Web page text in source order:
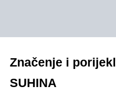
Značenje i
SUHINA